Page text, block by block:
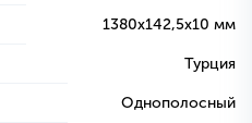
1380х142,5х10 мм
Турция
Однополосный